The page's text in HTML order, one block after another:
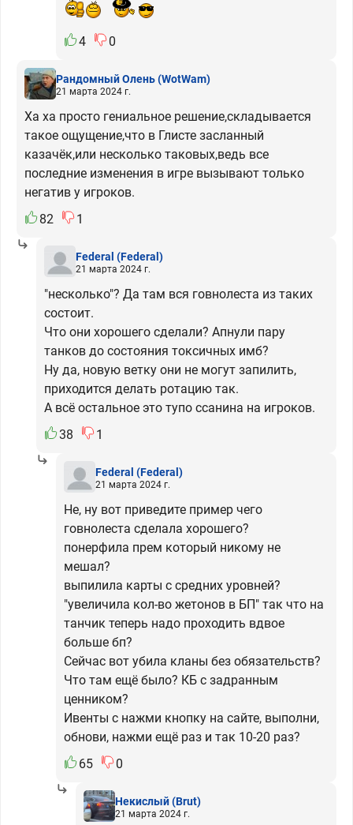
4 0
Рандомный Олень(WotWam)
21 марта 2024 г.
Ха ха просто гениальное решение,складывается
такое ощущение,что в Глисте засланный
казачёк,или несколько таковых,ведь все
последние изменения в игре вызывают только
негатив у игроков.
82
1
Federal (Federal)
21 марта 2024 г.
"несколько"? Да там вся говнолеста из таких
состоит.
Что они хорошего сделали? Апнули пару
танков до состояния токсичных имб?
Ну да, новую ветку они не могут запилить,
приходится делать ротацию так.
А всё остальное это тупо ссанина на игроков.
38
1
Federal (Federal)
21 марта 2024 г.
Не, ну вот приведите пример чего
говнолеста сделала хорошего?
понерфила прем который никому не
мешал?
выпилила карты с средних уровней?
"увеличила кол-во жетонов в БП" так что на
танчик теперь надо проходить вдвое
больше бп?
Сейчас вот убила кланы без обязательств?
Что там ещё было? КБ с задранным
ценником?
Ивенты с нажми кнопку на сайте, выполни,
обнови, нажми ещё раз и так 10-20 раз?
65
0
Некислый(Brut)
21 марта 2024 г.